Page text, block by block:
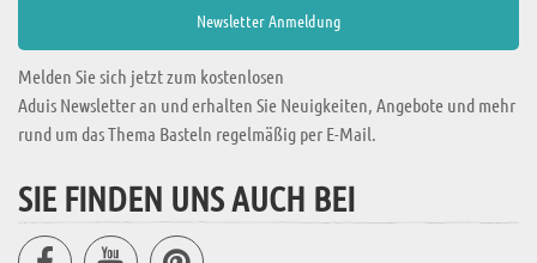
Melden Sie sich jetzt zum kostenlosen
Aduis Newsletter an und erhalten Sie Neuigkeiten, Angebote und mehr
rund um das Thema Basteln regelmäßig per E-Mail.
SIE FINDEN UNS AUCH BEI